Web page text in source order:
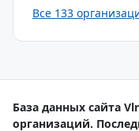
Все 133
База данных сайта
организаций.